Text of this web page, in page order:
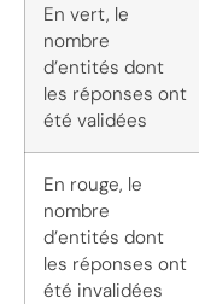
En vert, le
nombre
d’entités dont
les réponses ont
été validées
En rouge, le
nombre
d’entités dont
les réponses ont
été invalidées